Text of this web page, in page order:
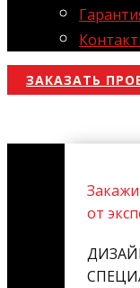
ЗАКАЗАТЬ
от